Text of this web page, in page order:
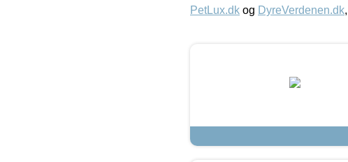
PetLux.dk og DyreVerdenen.dk